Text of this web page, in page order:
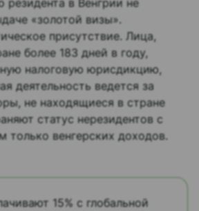
резидента в Венгрии не
«золотой визы».
присутствие. Лица,
более 183 дней в году,
налоговую юрисдикцию,
деятельность ведется за
не находящиеся в стране
статус нерезидентов с
только венгерских доходов.
15% с глобальной